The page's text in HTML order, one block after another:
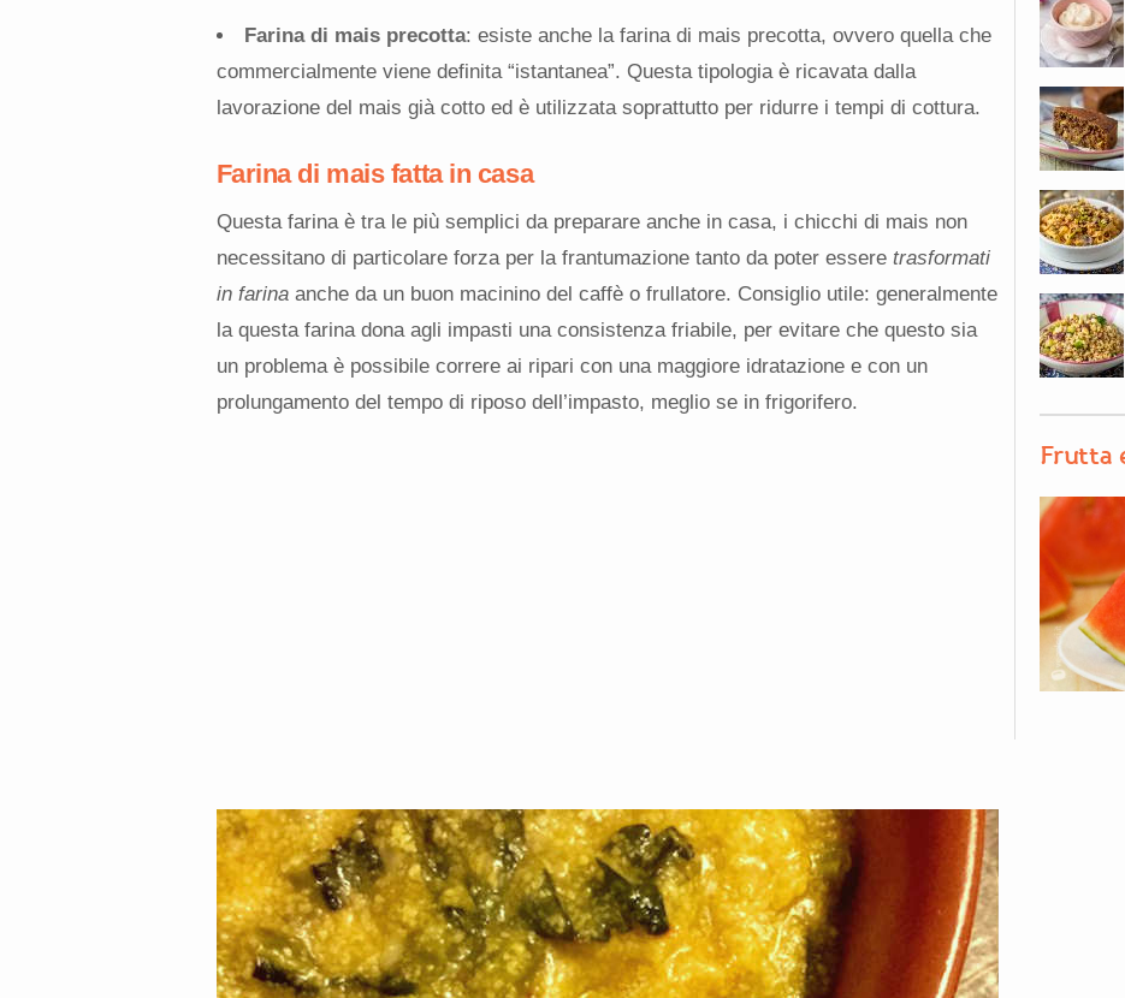
Farina di mais precotta: esiste anche la farina di mais precotta, ovvero quella che
commercialmente viene definita “istantanea”. Questa tipologia è ricavata dalla
lavorazione del mais già cotto ed è utilizzata soprattutto per ridurre i tempi di cottura.
Farina di mais fatta in casa
Questa farina è tra le più semplici da preparare anche in casa, i chicchi di mais non
necessitano di particolare forza per la frantumazione tanto da poter essere trasformati
in farina anche da un buon macinino del caffè o frullatore. Consiglio utile: generalmente
la questa farina dona agli impasti una consistenza friabile, per evitare che questo sia
un problema è possibile correre ai ripari con una maggiore idratazione e con un
prolungamento del tempo di riposo dell’impasto, meglio se in frigorifero.
Frutta